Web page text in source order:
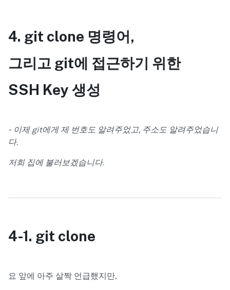
4. git clone 명령어,
그리고 git에 접근하기 위한
SSH Key 생성
- 이제 git에게 제 번호도 알려주었고, 주소도 알려주었습니
다.
저희 집에 불러보겠습니다.
4-1. git clone
요 앞에 아주 살짝 언급했지만,